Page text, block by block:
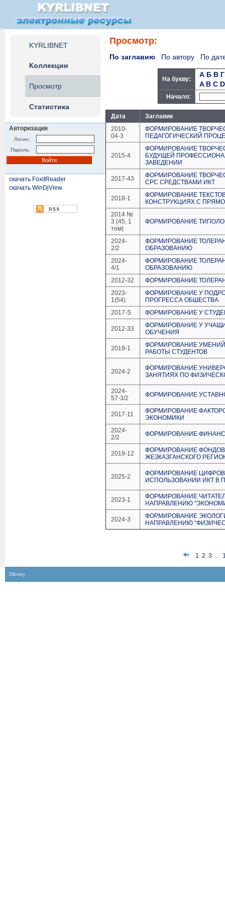
KYRLIBNET
Коллекции
Просмотр
Статистика
Авторизация
Логин:
Пароль:
скачать FoxitReader
скачать WinDjView
Просмотр:
По заглавию По автору По
На букву:
А Б В Г
A B C D
Начало:
Дата
Заглавие
2010-
04-3
ФОРМИРОВАНИЕ
ПЕДАГОГИЧЕСКИЙ
2015-4
ФОРМИРОВАНИЕ
БУДУЩЕЙ
ЗАВЕДЕНИИ
2017-43
ФОРМИРОВАНИЕ
СРС СРЕДСТВАМИ ИКТ
2018-1
ФОРМИРОВАНИЕ
КОНСТРУКЦИЯХ С
2014 №
3 (45, 1
том)
ФОРМИРОВАНИЕ
2024-
2/2
ФОРМИРОВАНИЕ
ОБРАЗОВАНИЮ
2024-
4/1
ФОРМИРОВАНИЕ
ОБРАЗОВАНИЮ
2012-32
ФОРМИРОВАНИЕ
2023-
1(54)
ФОРМИРОВАНИЕ У
ПРОГРЕССА ОБШЕСТВА
2017-S
ФОРМИРОВАНИЕ У
2012-33
ФОРМИРОВАНИЕ У
ОБУЧЕНИЯ
2019-1
ФОРМИРОВАНИЕ
РАБОТЫ СТУДЕНТОВ
2024-2
ФОРМИРОВАНИЕ
ЗАНЯТИЯХ ПО
2024-
57-3/2
ФОРМИРОВАНИЕ
2017-11
ФОРМИРОВАНИЕ
ЭКОНОМИКИ
2024-
2/2
ФОРМИРОВАНИЕ
2019-12
ФОРМИРОВАНИЕ
ЖЕЗКАЗГАНСКОГО
2025-2
ФОРМИРОВАНИЕ
ИСПОЛЬЗОВАНИИ ИКТ В
2023-1
ФОРМИРОВАНИЕ
НАПРАВЛЕНИЮ
2024-3
ФОРМИРОВАНИЕ
НАПРАВЛЕНИЮ
1 2 3...
Dibrary